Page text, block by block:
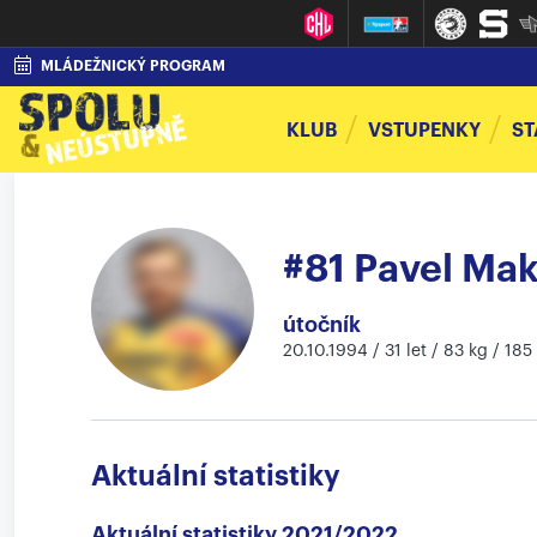
MLÁDEŽNICKÝ PROGRAM
KLUB VSTUPENKY
#81 Pavel
útočník
20.10.1994 / 31 let / 83 kg /
Aktuální statistiky